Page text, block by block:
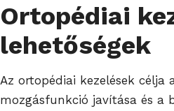
Ortopédiai
lehetőségek
Az ortopédiai kezelések célja
mozgásfunkció javítása és a